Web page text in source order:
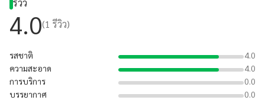
รีวิว
4.0(1 รีวิว)
รสชาติ
4.0
ความสะอาด
4.0
การบริการ
0.0
บรรยากาศ
0.0